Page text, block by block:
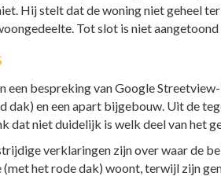
Hij stelt dat de woning niet geheel
Tot slot is niet
een bespreking van Google
dak) en een apart bijgebouw. Uit de
dat niet duidelijk is welk deel van het
verklaringen zijn over waar de
(met het rode dak) woont, terwijl zijn